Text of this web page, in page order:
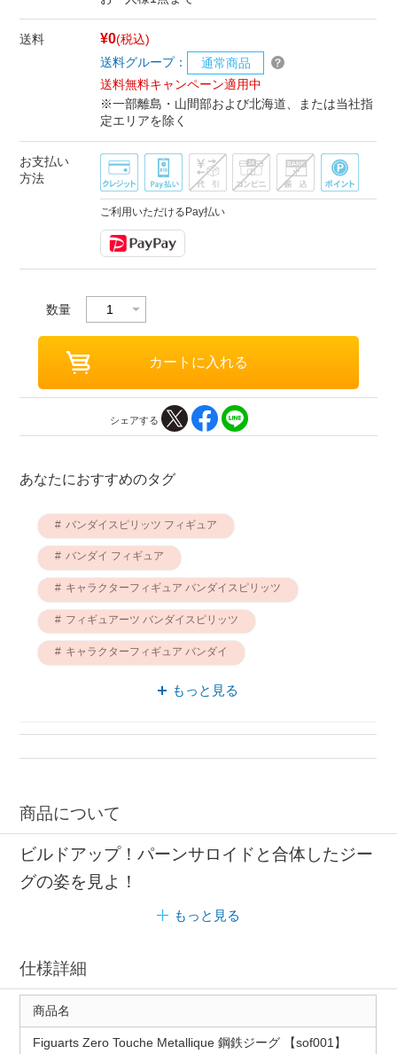
送料 ¥0(税込)
送料グループ：
通常商品
送料無料キャンペーン適用中
※一部離島・山間部および北海道、または当社指
定エリアを除く
お支払い
方法
ご利用いただけるPay払い
数量
シェアする
あなたにおすすめのタグ
バンダイスピリッツ フィギュア
バンダイ フィギュア
キャラクターフィギュア バンダイスピリッツ
フィギュアーツ バンダイスピリッツ
キャラクターフィギュア バンダイ
フィギュアーツ バンダイ
もっと見る
商品について
ビルドアップ！パーンサロイドと合体したジー
グの姿を見よ！
もっと見る
仕様詳細
商品名
Figuarts Zero Touche Metallique 鋼鉄ジーグ 【sof001】